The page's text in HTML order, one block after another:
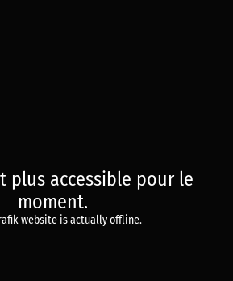
plus accessible pour le
moment.
website is actually offline.